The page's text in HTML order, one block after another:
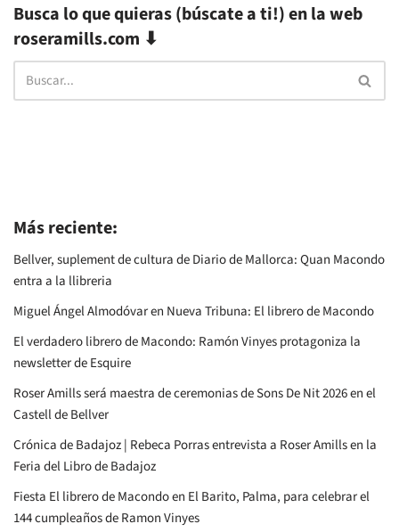
Busca lo que quieras (búscate a ti!) en la web
roseramills.com ⬇
Más reciente:
Bellver, suplement de cultura de Diario de Mallorca: Quan Macondo
entra a la llibreria
Miguel Ángel Almodóvar en Nueva Tribuna: El librero de Macondo
El verdadero librero de Macondo: Ramón Vinyes protagoniza la
newsletter de Esquire
Roser Amills será maestra de ceremonias de Sons De Nit 2026 en el
Castell de Bellver
Crónica de Badajoz | Rebeca Porras entrevista a Roser Amills en la
Feria del Libro de Badajoz
Fiesta El librero de Macondo en El Barito, Palma, para celebrar el
144 cumpleaños de Ramon Vinyes